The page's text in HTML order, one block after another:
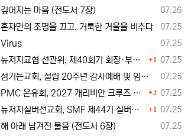
등록일
07.26
깊어지는 마음 (전도서 7장)
등록일
07.25
혼자만의 조명을 끄고, 거룩한 거울을 비추다
등록일
07.25
Virus
등록일
07.25
뉴저지교협 선관위, 제40회기 회장·부회장 등록 및 추천 절차 공고… 선관위 구성 적정성 논란도 제기
댓글
1
등록일
07.25
섬기는교회, 설립 20주년 감사예배 및 임직식 --- "이제 더 힘차게 창공을 날자"
등록일
07.25
PMC 온유회, 2027 캐리비안 크루즈 전도여행 참가자 모집
댓글
2
등록일
07.25
뉴저지실버선교회, SMF 제44기 실버미션스쿨 수강생 모집
댓글
1
등록일
07.25
해 아래 남겨진 물음 (전도서 6장)